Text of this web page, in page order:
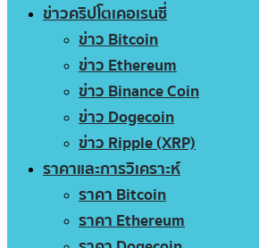
ข่าวคริปโตเคอเรนซี่
ข่าว Bitcoin
ข่าว Ethereum
ข่าว Binance Coin
ข่าว Dogecoin
ข่าว Ripple (XRP)
ราคาและการวิเคราะห์
ราคา Bitcoin
ราคา Ethereum